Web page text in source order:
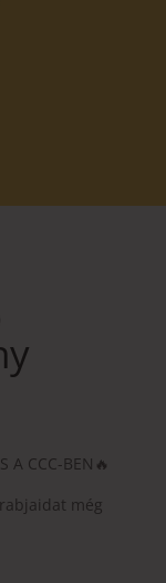
A CCC-BEN🔥
még